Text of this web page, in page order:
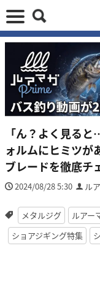
「ん？よく見る
ォルムにヒミツが
ブレードを徹底チ
2024/08/28 5:30 ル
メタルジグ ルアー
ショアジギング特集